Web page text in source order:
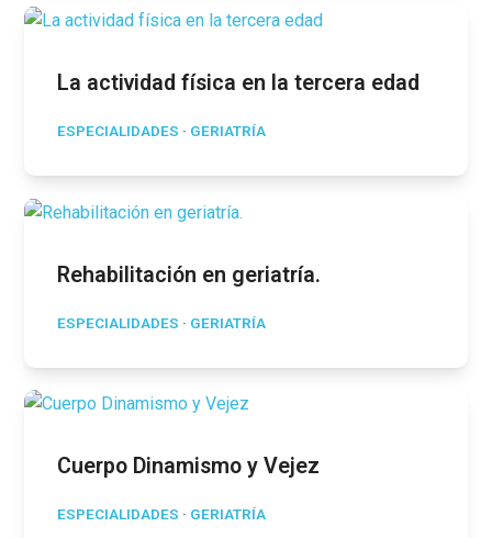
La actividad física en la tercera edad
ESPECIALIDADES · GERIATRÍA
Rehabilitación en geriatría.
ESPECIALIDADES · GERIATRÍA
Cuerpo Dinamismo y Vejez
ESPECIALIDADES · GERIATRÍA